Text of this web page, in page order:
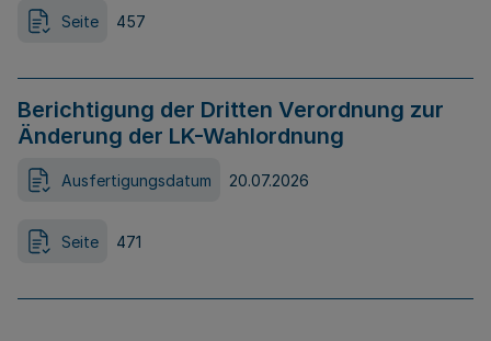
Seite 457
Berichtigung der Dritten Verordnung zur
Änderung der LK-Wahlordnung
Ausfertigungsdatum 20.07.2026
Seite 471